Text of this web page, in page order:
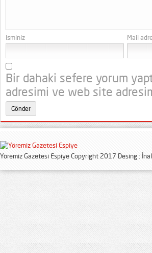
İsminiz Mail
Bir dahaki sefere yorum
adresimi ve web site
Yöremiz Gazetesi Espiye Copyright 2017 Desing :